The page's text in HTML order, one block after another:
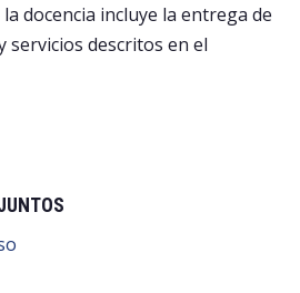
docencia incluye la entrega de
servicios descritos en el